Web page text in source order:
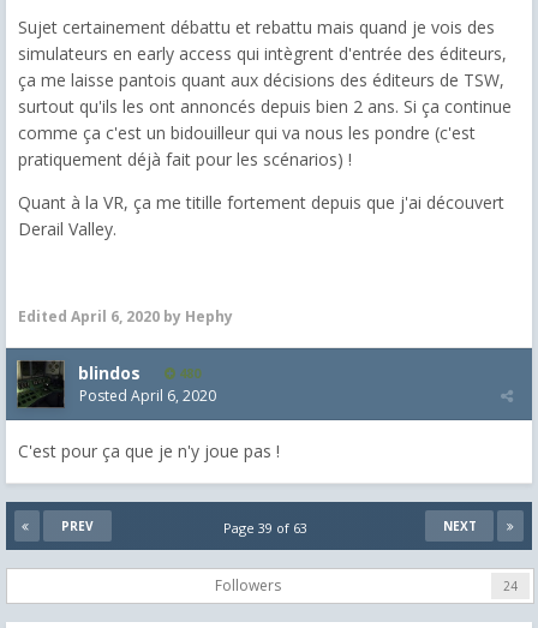
Sujet certainement débattu et rebattu mais quand je vois des
simulateurs en early access qui intègrent d'entrée des éditeurs,
ça me laisse pantois quant aux décisions des éditeurs de TSW,
surtout qu'ils les ont annoncés depuis bien 2 ans. Si ça continue
comme ça c'est un bidouilleur qui va nous les pondre (c'est
pratiquement déjà fait pour les scénarios) !
Quant à la VR, ça me titille fortement depuis que j'ai découvert
Derail Valley.
Edited April 6, 2020 by Hephy
blindos 480
Posted April 6, 2020
C'est pour ça que je n'y joue pas !
PREV NEXT
Page 39 of 63
Followers 24